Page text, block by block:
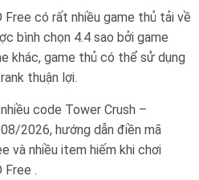
có rất nhiều game thủ tải về
bình chọn 4.4 sao bởi game
khác, game thủ có thể sử dụng
thuận lợi.
code Tower Crush –
2026, hướng dẫn điền mã
và nhiều item hiếm khi chơi
Free .